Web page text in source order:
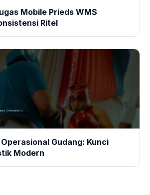
Mobile Prieds WMS
Ritel
Gudang: Kunci
Modern